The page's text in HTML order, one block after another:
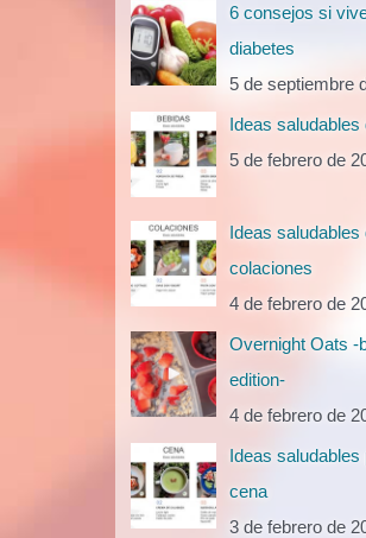
6 consejos si
diabetes
5 de septiembre
Ideas saludables
5 de febrero de
Ideas saludables
colaciones
4 de febrero de
Overnight Oats -
edition-
4 de febrero de
Ideas saludables
cena
3 de febrero de